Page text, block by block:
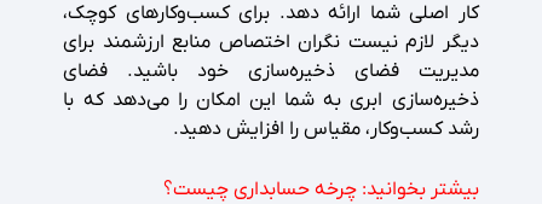
کار اصلی شما ارائه دهد. برای کسب‌وکارهای کوچک،
دیگر لازم نیست نگران اختصاص منابع ارزشمند برای
مدیریت فضای ذخیره‌سازی خود باشید. فضای
ذخیره‌سازی ابری به شما این امکان را می‌دهد که با
رشد کسب‌وکار، مقیاس را افزایش دهید.
بیشتر بخوانید:چرخه حسابداری چیست؟